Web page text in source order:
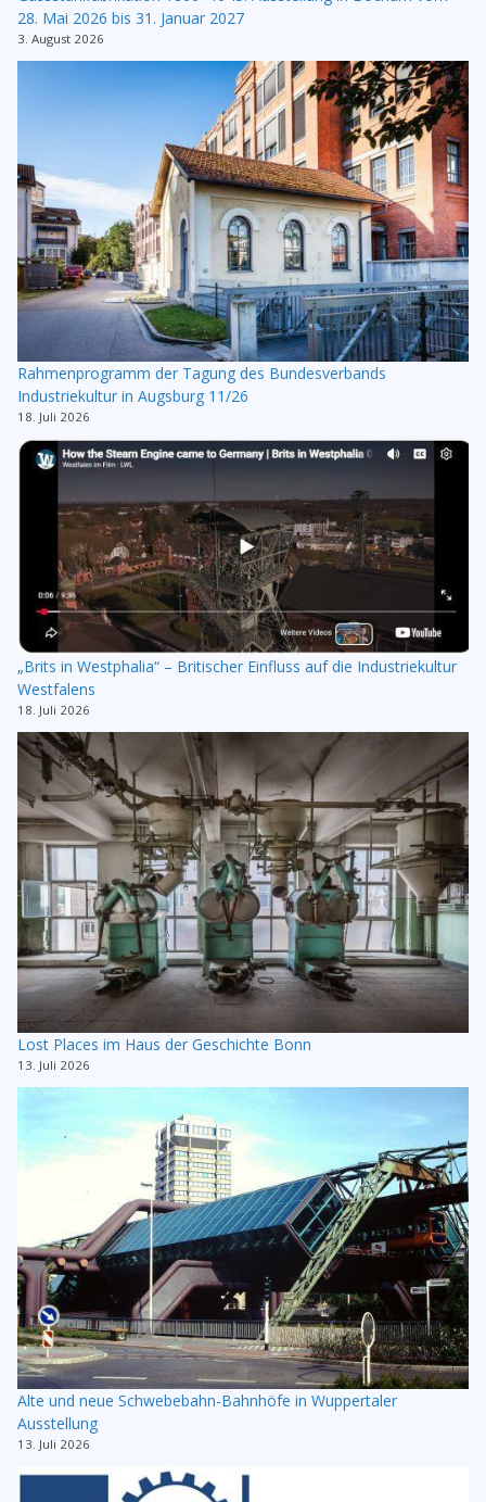
28. Mai 2026 bis 31. Januar 2027
3. August 2026
Rahmenprogramm der Tagung des Bundesverbands
Industriekultur in Augsburg 11/26
18. Juli 2026
„Brits in Westphalia“ – Britischer Einfluss auf die Industriekultur
Westfalens
18. Juli 2026
Lost Places im Haus der Geschichte Bonn
13. Juli 2026
Alte und neue Schwebebahn-Bahnhöfe in Wuppertaler
Ausstellung
13. Juli 2026